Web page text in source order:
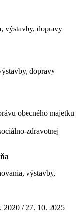
výstavby, dopravy
dopravy
obecného majetku
zdravotnej
výstavby,
2020 / 27. 10. 2025